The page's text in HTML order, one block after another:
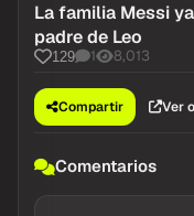
La familia Messi
padre de Leo
129 1 8,013
Compartir Ver
Comentarios